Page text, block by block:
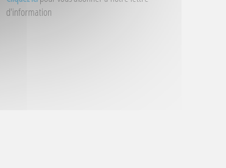
d'information